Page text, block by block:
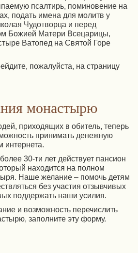
псалтирь, поминовение на
подать имена для молитв у
Чудотворца и перед
Божией Матери Всецарицы,
Ватопед на Святой Горе
пожалуйста, на страницу
монастырю
приходящих в обитель, теперь
принимать денежную
интернета.
30-ти лет действует пансион
находится на полном
Наше желание – помочь детям
без участия отзывчивых
поддержать наши усилия.
и возможность перечислить
заполните эту форму.